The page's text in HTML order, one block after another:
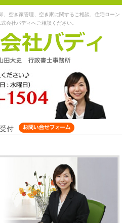
、空き家管理、空き家に関するご相談、住宅ローン
会社バディへご相談ください。
付